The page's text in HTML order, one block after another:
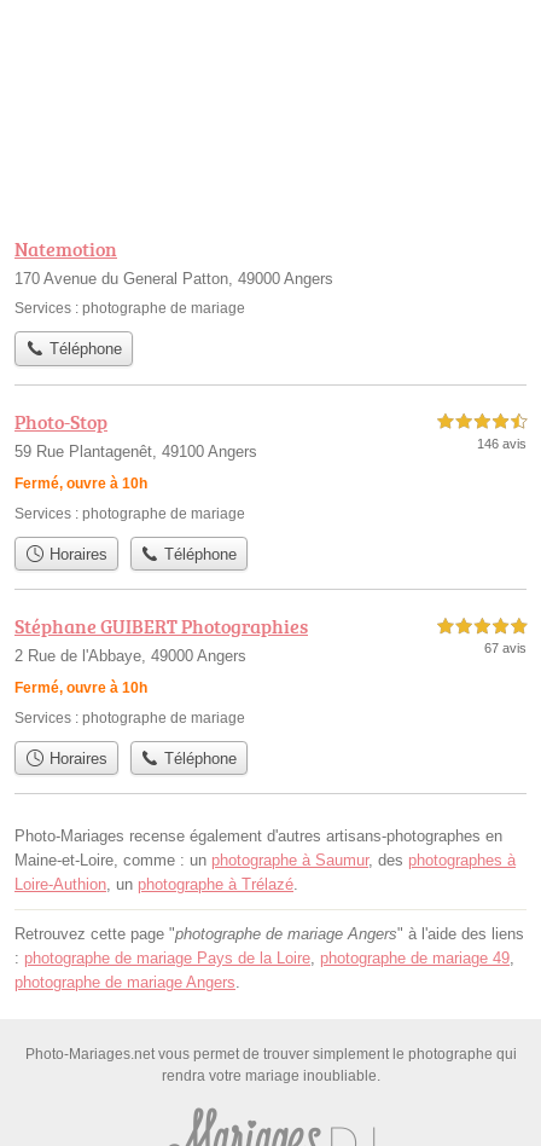
Natemotion
170 Avenue du General Patton, 49000 Angers
Services : photographe de mariage
Téléphone
Photo-Stop
59 Rue Plantagenêt, 49100 Angers
Fermé, ouvre à 10h
4,5 étoiles sur 5
146 avis
Services : photographe de mariage
Horaires Téléphone
Stéphane GUIBERT Photographies
2 Rue de l'Abbaye, 49000 Angers
Fermé, ouvre à 10h
5,0 étoiles sur 5
67 avis
Services : photographe de mariage
Horaires Téléphone
Photo-Mariages recense également d'autres artisans-photographes en
Maine-et-Loire, comme : un photographe à Saumur, des photographes à
Loire-Authion, un photographe à Trélazé.
Retrouvez cette page "photographe de mariage Angers" à l'aide des liens
: photographe de mariage Pays de la Loire, photographe de mariage 49,
photographe de mariage Angers.
Photo-Mariages.net vous permet de trouver simplement le photographe qui
rendra votre mariage inoubliable.